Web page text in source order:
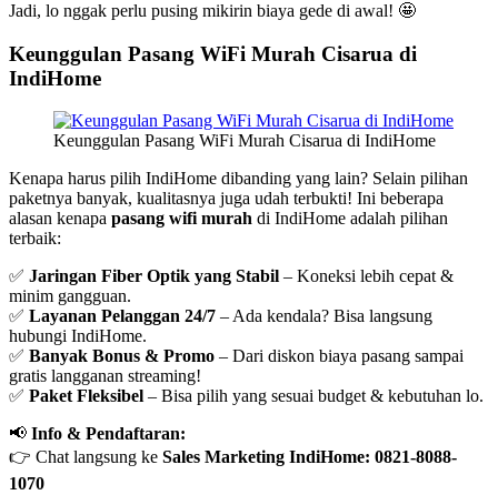
Jadi, lo nggak perlu pusing mikirin biaya gede di awal! 🤩
Keunggulan Pasang WiFi Murah Cisarua di
IndiHome
Keunggulan Pasang WiFi Murah Cisarua di IndiHome
Kenapa harus pilih IndiHome dibanding yang lain? Selain pilihan
paketnya banyak, kualitasnya juga udah terbukti! Ini beberapa
alasan kenapa pasang wifi murah di IndiHome adalah pilihan
terbaik:
✅ Jaringan Fiber Optik yang Stabil – Koneksi lebih cepat &
minim gangguan.
✅ Layanan Pelanggan 24/7 – Ada kendala? Bisa langsung
hubungi IndiHome.
✅ Banyak Bonus & Promo – Dari diskon biaya pasang sampai
gratis langganan streaming!
✅ Paket Fleksibel – Bisa pilih yang sesuai budget & kebutuhan lo.
📢 Info & Pendaftaran:
👉 Chat langsung ke Sales Marketing IndiHome: 0821-8088-
1070